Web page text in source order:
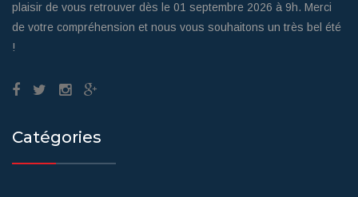
plaisir de vous retrouver dès le 01 septembre 2026 à 9h. Merci
de votre compréhension et nous vous souhaitons un très bel été
!
Catégories